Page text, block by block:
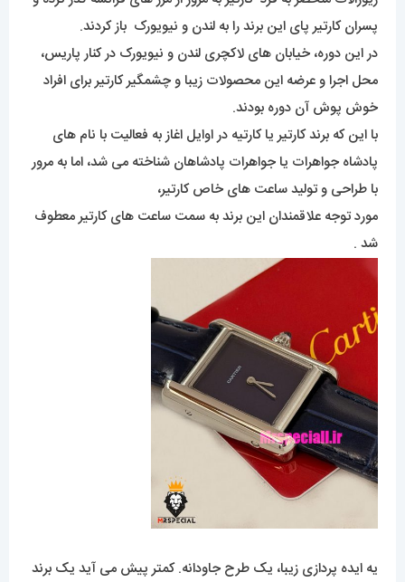
پسران کارتیر پای این برند را به لندن و نیویورک باز کردند.
در این دوره، خیابان های لاکچری لندن و نیویورک در کنار پاریس،
محل اجرا و عرضه این محصولات زیبا و چشمگیر کارتیر برای افراد
خوش پوش آن دوره بودند.
با این که برند کارتیر یا کارتیه در اوایل اغاز به فعالیت با نام های
پادشاه جواهرات یا جواهرات پادشاهان شناخته می شد، اما به مرور
با طراحی و تولید ساعت های خاص کارتیر،
مورد توجه علاقمندان این برند به سمت ساعت های کارتیر معطوف
شد .
یه ایده پردازی زیبا، یک طرح جاودانه. کمتر پیش می آید یک برند